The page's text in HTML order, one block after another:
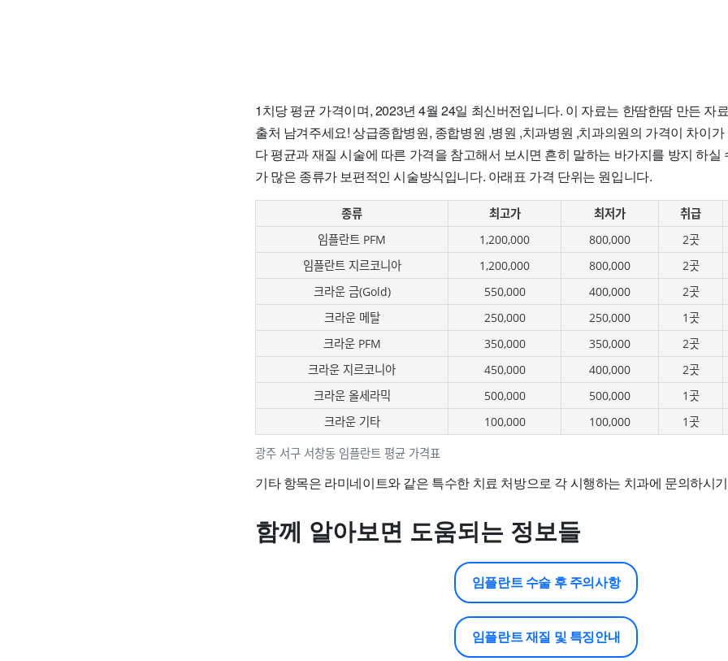
1치당 평균 가격이며, 2023년 4월 24일 최신버전입니다. 이 자료는 한땀한땀 만든 자
출처 남겨주세요! 상급종합병원, 종합병원 ,병원 ,치과병원 ,치과의원의 가격이 차이
다 평균과 재질 시술에 따른 가격을 참고해서 보시면 흔히 말하는 바가지를 방지 하실
가 많은 종류가 보편적인 시술방식입니다. 아래표 가격 단위는 원입니다.
광주 서구 서창동 임플란트 평균 가격표
종류 최고가 최저가 취급
임플란트 PFM
1,200,000 800,000 2곳
임플란트 지르코니아
1,200,000 800,000 2곳
크라운 금(Gold)
550,000 400,000 2곳
크라운 메탈
250,000 250,000 1곳
크라운 PFM
350,000 350,000 2곳
크라운 지르코니아
450,000 400,000 2곳
크라운 올세라믹
500,000 500,000 1곳
크라운 기타
100,000 100,000 1곳
기타 항목은 라미네이트와 같은 특수한 치료 처방으로 각 시행하는 치과에 문의하시
함께 알아보면 도움되는 정보들
임플란트 수술 후 주의사항
임플란트 재질 및 특징안내